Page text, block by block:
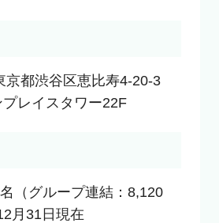
京都渋谷区恵比寿4-20-3
レイスタワー22F
（グループ連結：8,120
月31日現在